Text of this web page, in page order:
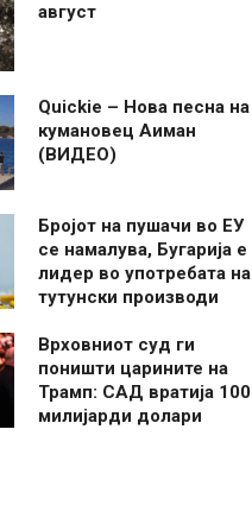
август
Quickie – Нова песна на
кумановец Аиман
(ВИДЕО)
Бројот на пушачи во ЕУ
се намалува, Бугарија е
лидер во употребата на
тутунски производи
Врховниот суд ги
поништи царините на
Трамп: САД вратија 100
милијарди долари